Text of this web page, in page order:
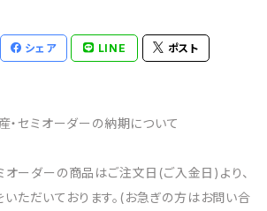
シェア LINE ポスト
・セミオーダーの納期について
オーダーの商品はご注文日(ご入金日)より、
ただいております。(お急ぎの方はお問い合